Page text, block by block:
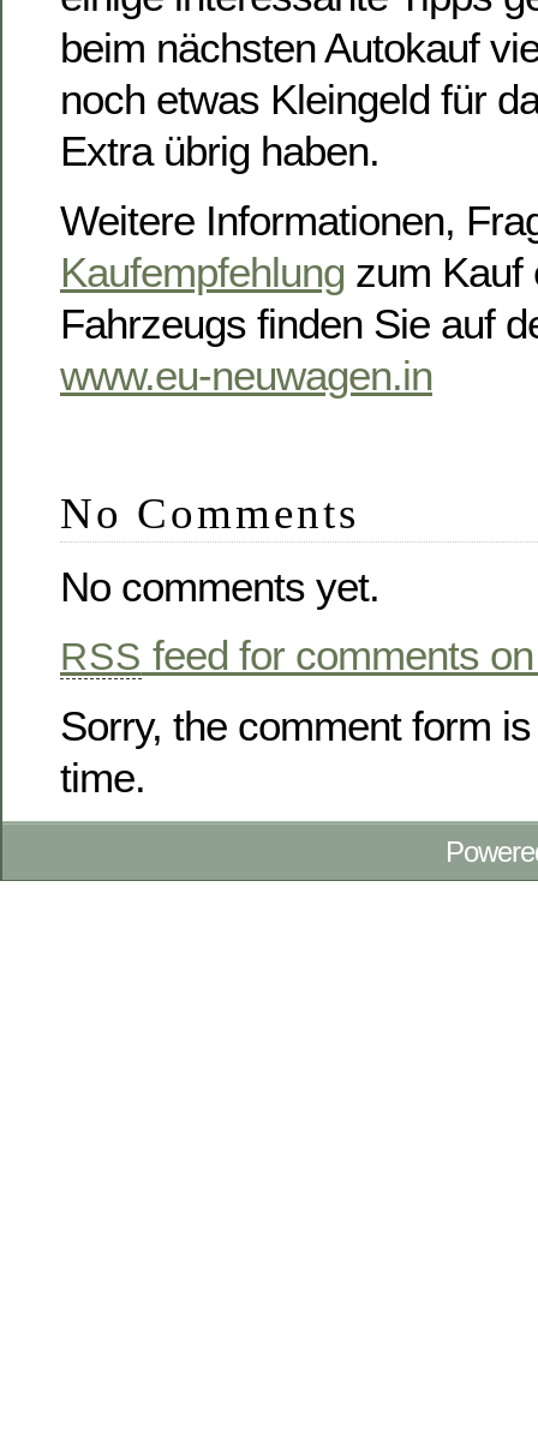
beim nächsten Autokauf
noch etwas Kleingeld für
Extra übrig haben.
Weitere Informationen,
Kaufempfehlung zum Kauf
Fahrzeugs finden Sie auf
www.eu-neuwagen.in
No Comments
No comments yet.
RSS feed for comments
Sorry, the comment form
time.